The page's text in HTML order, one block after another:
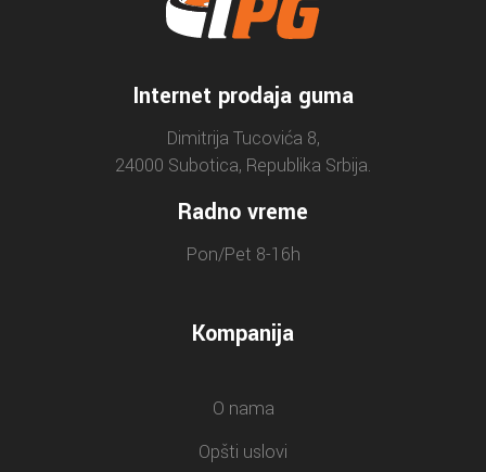
Internet prodaja guma
Dimitrija Tucovića 8,
24000 Subotica, Republika Srbija.
Radno vreme
Pon/Pet 8-16h
Kompanija
O nama
Opšti uslovi